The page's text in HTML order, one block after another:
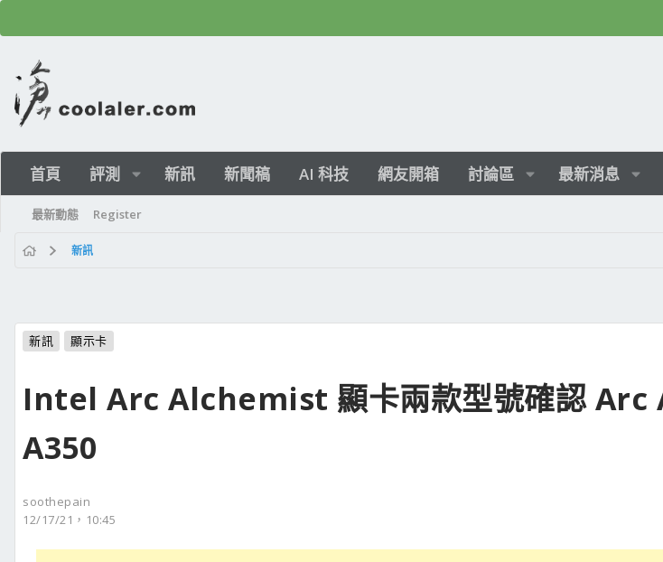
首頁 評測 新訊 新聞稿 AI 科技 網友開箱 討論區 最新消息
最新動態 Register
新訊
新訊 顯示卡
Intel Arc Alchemist 顯卡兩款型號確認 Arc
A350
soothepain
12/17/21，10:45